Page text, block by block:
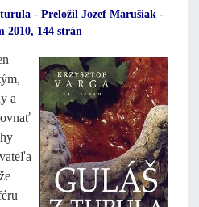
- Preložil Jozef Marušiak -
2010, 144 strán
a